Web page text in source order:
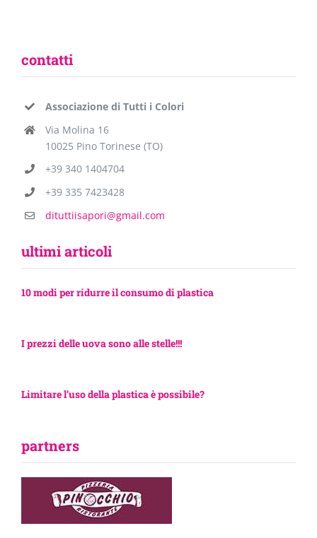
contatti
Associazione di Tutti i Colori
Via Molina 16
10025 Pino Torinese (TO)
+39 340 1404704
+39 335 7423428
dituttiisapori@gmail.com
ultimi articoli
10 modi per ridurre il consumo di plastica
I prezzi delle uova sono alle stelle!!!
Limitare l’uso della plastica è possibile?
partners